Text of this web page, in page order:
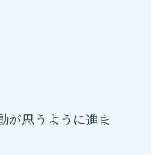
が思うように進ま